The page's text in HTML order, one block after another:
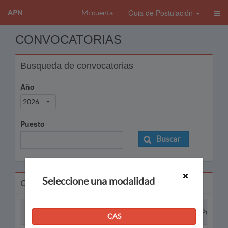
APN Mi cuenta Guia de Postulación
CONVOCATORIAS
Busqueda de convocatorias
Año
2026
Puesto
Buscar
Convocatorias
Puesto
Seleccione una modalidad
CAS